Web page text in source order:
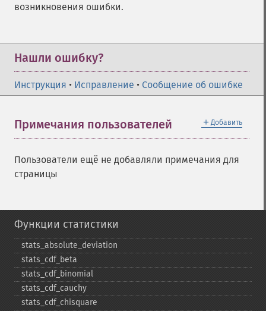
возникновения ошибки.
Нашли ошибку?
Инструкция • Исправление • Сообщение об ошибке
＋ Добавить
Примечания пользователей
Пользователи ещё не добавляли примечания для
страницы
Функции статистики
stats_​absolute_​deviation
stats_​cdf_​beta
stats_​cdf_​binomial
stats_​cdf_​cauchy
stats_​cdf_​chisquare